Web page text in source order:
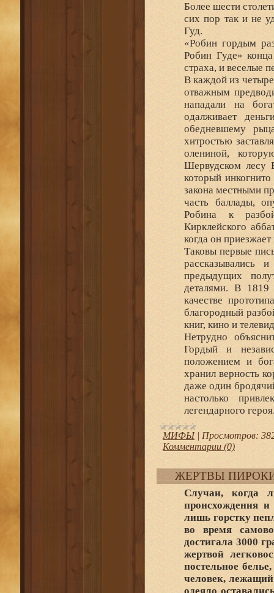
Более шести
сих пор так и не
Гуд.
«Робин гордым
Робин Гуде»
страха, и веселые
В каждой из
отважным
нападали на
одалживает
обедневшему
хитростью
олениной,
Шервудском лесу
который
закона местными
часть баллады,
Робина к
Кирклейского
когда он
Таковы первые
рассказывались
предыдущих
деталями. В 1819
качестве
благородный
книг, кино и
Нетрудно
Гордый и
положением и
хранил верность
даже один
настолько
легендарного
МИФЫ| Просмотров:
Комментарии (0)
ЖЕРТВЫ
Случаи, когда
происхождения и
лишь горстку
во время
достигала 3000
жертвой
постельное
человек,